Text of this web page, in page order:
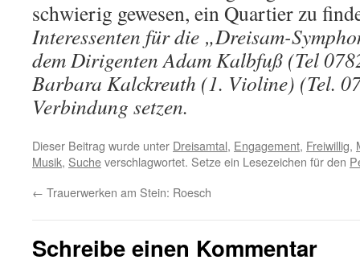
schwierig gewesen, ein Quartier zu
Interessenten für die „Dreisam-
dem Dirigenten Adam Kalbfuß (Tel
Barbara Kalckreuth (1. Violine) (Tel.
Verbindung setzen.
Dieser Beitrag wurde unter Dreisamtal, Engagement, Freiwillig,
Musik, Sucheverschlagwortet. Setze ein Lesezeichen für den
← Trauerwerken am Stein: Roesch
Schreibe einen Kommentar